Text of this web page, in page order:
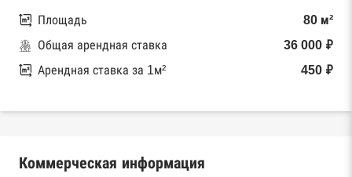
Площадь
80 м²
Общая арендная ставка
36 000 ₽
Арендная ставка за 1м²
450 ₽
Коммерческая информация